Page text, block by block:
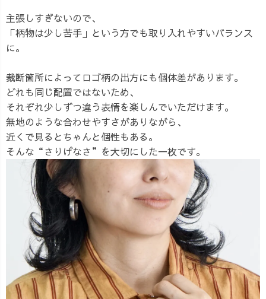
主張しすぎないので、
「柄物は少し苦手」という方でも取り入れやすいバランス
に。
裁断箇所によってロゴ柄の出方にも個体差があります。
どれも同じ配置ではないため、
それぞれ少しずつ違う表情を楽しんでいただけます。
無地のような合わせやすさがありながら、
近くで見るとちゃんと個性もある。
そんな“さりげなさ”を大切にした一枚です。